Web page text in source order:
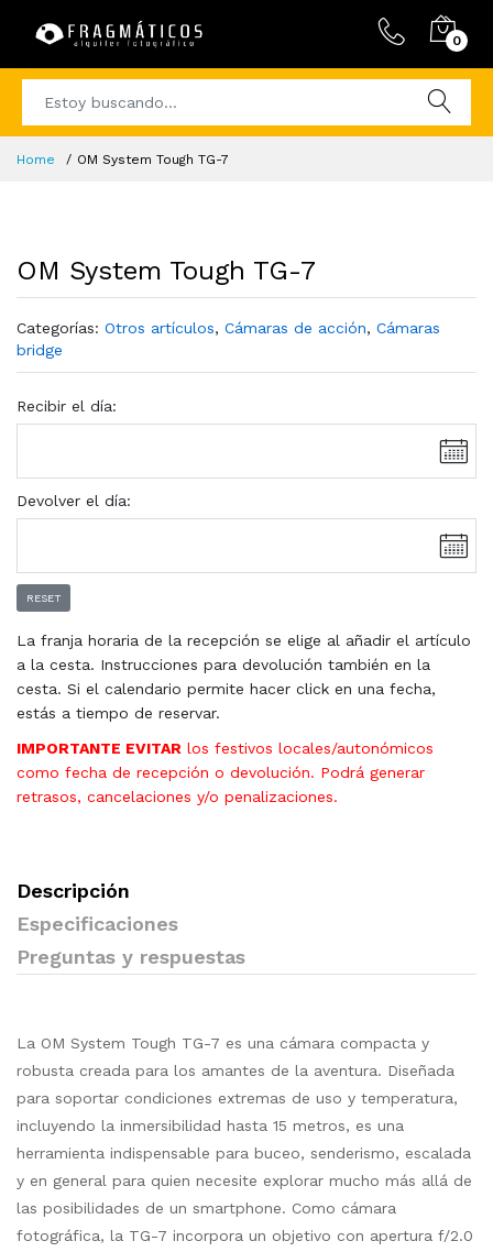
0
Home OM System Tough TG-7
OM System Tough TG-7
Categorías: Otros artículos, Cámaras de acción, Cámaras
bridge
Recibir el día:
Devolver el día:
RESET
La franja horaria de la recepción se elige al añadir el artículo
a la cesta. Instrucciones para devolución también en la
cesta. Si el calendario permite hacer click en una fecha,
estás a tiempo de reservar.
IMPORTANTE EVITAR los festivos locales/autonómicos
como fecha de recepción o devolución. Podrá generar
retrasos, cancelaciones y/o penalizaciones.
Descripción
Especificaciones
Preguntas y respuestas
La OM System Tough TG-7 es una cámara compacta y
robusta creada para los amantes de la aventura. Diseñada
para soportar condiciones extremas de uso y temperatura,
incluyendo la inmersibilidad hasta 15 metros, es una
herramienta indispensable para buceo, senderismo, escalada
y en general para quien necesite explorar mucho más allá de
las posibilidades de un smartphone. Como cámara
fotográfica, la TG-7 incorpora un objetivo con apertura f/2.0